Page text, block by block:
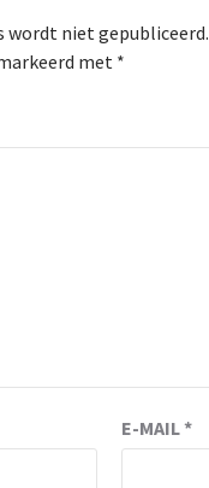
wordt niet gepubliceerd.
met *
E-MAIL*